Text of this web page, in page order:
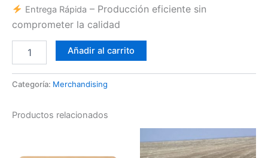
Entrega Rápida – Producción eficiente sin
comprometer la calidad
Añadir al carrito
Categoría: Merchandising
Productos relacionados